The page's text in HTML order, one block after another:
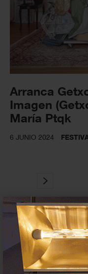
Arranca
Imagen
María Ptqk
6 JUNIO 2024